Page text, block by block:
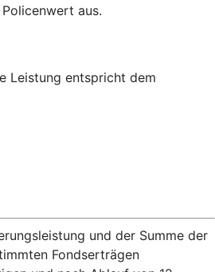
aus.
Leistung entspricht dem
und der Summe der
Fondserträgen